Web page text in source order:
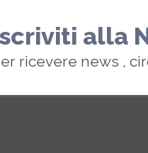
alla
ricevere news ,